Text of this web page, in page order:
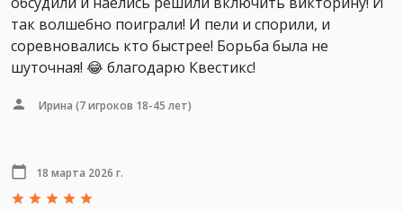
так волшебно поиграли! И пели и спорили, и
соревновались кто быстрее! Борьба была не
шуточная! 😂 благодарю Квестикс!
Ирина (7 игроков 18-45 лет)
18 марта 2026 г.